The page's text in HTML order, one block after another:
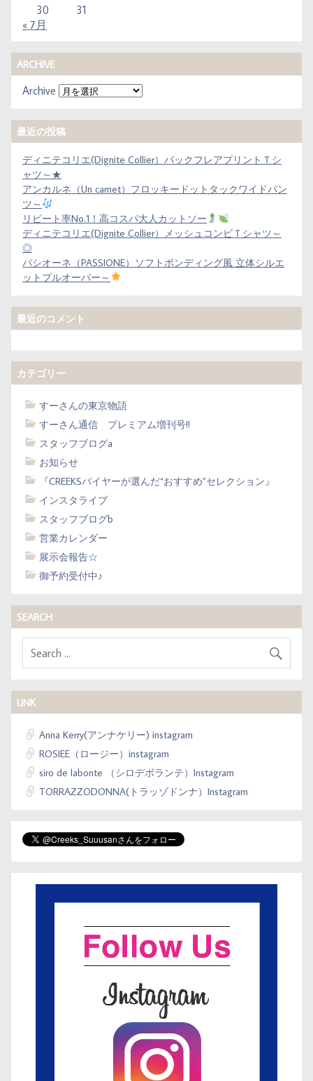
30
31
« 7月
ARCHIVE
Archive
最近の投稿
ディニテコリエ(Dignite Collier）バックフレアプリントＴシ
ャツ～★
アンカルネ（Un carnet）フロッキードットタックワイドパン
ツ～
リピート率No.1！高コスパ大人カットソー
ディニテコリエ(Dignite Collier）メッシュコンビＴシャツ～
◎
パシオーネ（PASSIONE）ソフトボンディング風 立体シルエ
ットプルオーバー～
最近のコメント
カテゴリー
すーさんの東京物語
すーさん通信 プレミアム増刊号!!
スタッフブログa
お知らせ
『CREEKSバイヤーが選んだ“おすすめ”セレクション』
インスタライブ
スタッフブログb
営業カレンダー
展示会報告☆
御予約受付中♪
SEARCH
LINK
Anna Kerry(アンナケリー) instagram
ROSIEE（ロージー）instagram
siro de labonte （シロデボランテ）Instagram
TORRAZZODONNA(トラッゾドンナ）Instagram